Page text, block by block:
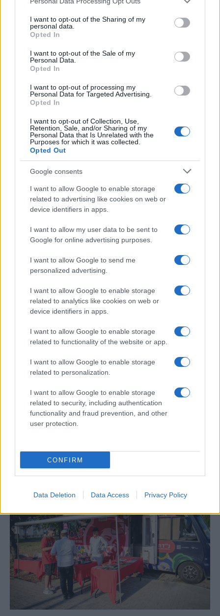
not limited to your visit or usage behaviour. You may click to
grant or deny consent to Google and its third-party tags to
use your data for below specified purposes in below Google
consent section.
I want to opt-out of the Sharing of my
personal data.
Opted In
I want to opt-out of the Sale of my
Personal Data.
Opted In
I want to opt-out of processing my
Personal Data for Targeted Advertising.
Opted In
I want to opt-out of Collection, Use,
Retention, Sale, and/or Sharing of my
Personal Data that Is Unrelated with the
Purposes for which it was collected.
Opted Out
Google consents
I want to allow Google to enable storage
related to advertising like cookies on web or
device identifiers in apps.
I want to allow my user data to be sent to
Google for online advertising purposes.
I want to allow Google to send me
personalized advertising.
I want to allow Google to enable storage
related to analytics like cookies on web or
device identifiers in apps.
I want to allow Google to enable storage
related to functionality of the website or app.
I want to allow Google to enable storage
related to personalization.
I want to allow Google to enable storage
related to security, including authentication
functionality and fraud prevention, and other
user protection.
CONFIRM
Data Deletion Data Access Privacy Policy
ingatlanvásárlás megkönnyítéséhez.
Tila megalapítása is e folyamat
része, ami a háredi közösség
súlyos lakhatási gondját
igyekszik enyhíteni”
– tette hozz Jehuda Morgenstern, az
Építésügyi és Lakhatási Minisztérium
igazgatója.
Itt az Air Haifa: új légitársasága lett
Izraelnek
Egy különleges családi járattal 140 új